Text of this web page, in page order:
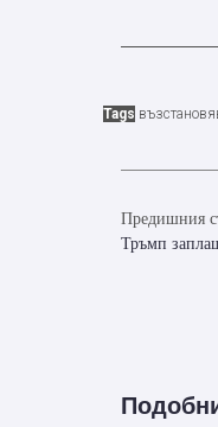
Tags
Предишния
Тръмп